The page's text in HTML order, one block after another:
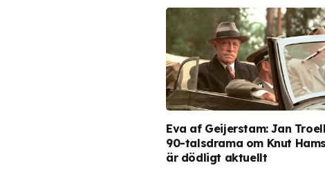
Eva af Geijerstam: Jan
90-talsdrama om Knut
är dödligt aktuellt